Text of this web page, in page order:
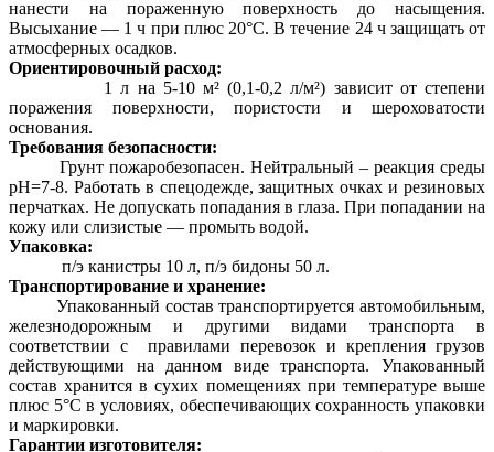
нанести на пораженную поверхность до насыщения.
Высыхание — 1 ч при плюс 20°С. В течение 24 ч защищать от
атмосферных осадков.
Ориентировочный расход:
1 л на 5-10 м² (0,1-0,2 л/м²) зависит от степени
поражения поверхности, пористости и шероховатости
основания.
Требования безопасности:
Грунт пожаробезопасен. Нейтральный – реакция среды
рН=7-8. Работать в спецодежде, защитных очках и резиновых
перчатках. Не допускать попадания в глаза. При попадании на
кожу или слизистые — промыть водой.
Упаковка:
п/э канистры 10 л, п/э бидоны 50 л.
Транспортирование и хранение:
Упакованный состав транспортируется автомобильным,
железнодорожным и другими видами транспорта в
соответствии с правилами перевозок и крепления грузов
действующими на данном виде транспорта. Упакованный
состав хранится в сухих помещениях при температуре выше
плюс 5°С в условиях, обеспечивающих сохранность упаковки
и маркировки.
Гарантии изготовителя: